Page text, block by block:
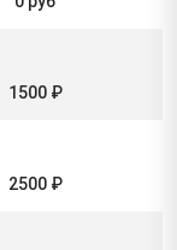
1500 ₽
2500 ₽